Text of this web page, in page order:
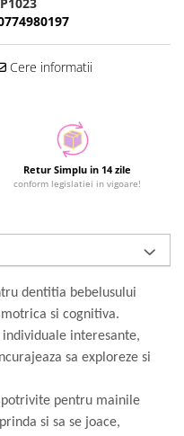
Cere informatii
Retur Simplu in 14 zile
conform legislatiei in vigoare!
dentitia bebelusului
si cognitiva.
interesante,
sa exploreze si
pentru mainile
si sa se joace,